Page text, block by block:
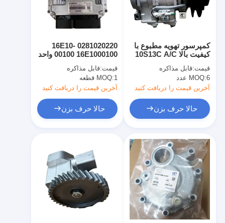
0281020220 16E10-
00100 16E1000100 واحد
صفحه کامپیوتر برای
SY245 Excavator
D06FR موتور
قیمت:قابل مذاکره
MOQ:1 قطعه
آخرین قیمت را دریافت کنید
حالا حرف بزن
کمپرسور تهویه مطبوع با
کیفیت بالا 10S13C A/C
250GLC 290GLC
350GLC 380GLC
قیمت:قابل مذاکره
MOQ:6 عدد
آخرین قیمت را دریافت کنید
حالا حرف بزن